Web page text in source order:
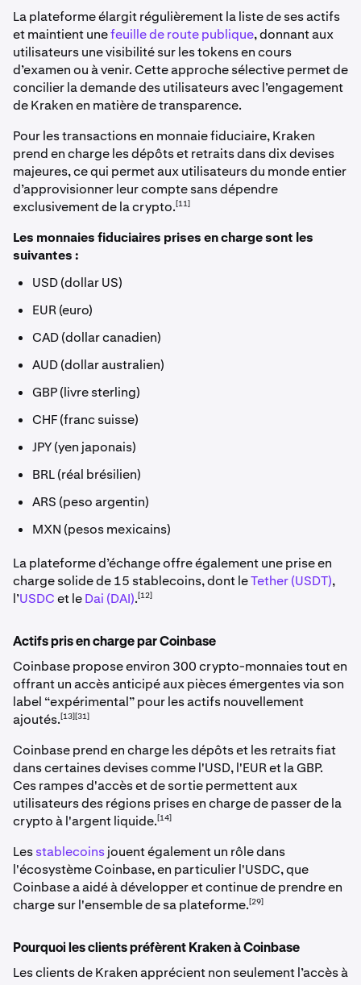
La plateforme élargit régulièrement la liste de ses actifs
et maintient unefeuille de route publique, donnant aux
utilisateurs une visibilité sur les tokens en cours
d’examen ou à venir. Cette approche sélective permet de
concilier la demande des utilisateurs avec l’engagement
de Kraken en matière de transparence.
Pour les transactions en monnaie fiduciaire, Kraken
prend en charge les dépôts et retraits dans dix devises
majeures, ce qui permet aux utilisateurs du monde entier
d’approvisionner leur compte sans dépendre
exclusivement de la crypto.[11]
Les monnaies fiduciaires prises en charge sont les
suivantes :
USD (dollar US)
EUR (euro)
CAD (dollar canadien)
AUD (dollar australien)
GBP (livre sterling)
CHF (franc suisse)
JPY (yen japonais)
BRL (réal brésilien)
ARS (peso argentin)
MXN (pesos mexicains)
La plateforme d’échange offre également une prise en
charge solide de 15 stablecoins, dont leTether (USDT),
l’USDCet leDai (DAI).[12]
Actifs pris en charge par Coinbase
Coinbase propose environ 300 crypto-monnaies tout en
offrant un accès anticipé aux pièces émergentes via son
label “expérimental” pour les actifs nouvellement
ajoutés.[13][31]
Coinbase prend en charge les dépôts et les retraits fiat
dans certaines devises comme l'USD, l'EUR et la GBP.
Ces rampes d'accès et de sortie permettent aux
utilisateurs des régions prises en charge de passer de la
crypto à l'argent liquide.[14]
Lesstablecoinsjouent également un rôle dans
l'écosystème Coinbase, en particulier l'USDC, que
Coinbase a aidé à développer et continue de prendre en
charge sur l'ensemble de sa plateforme.[29]
Pourquoi les clients préfèrent Kraken à Coinbase
Les clients de Kraken apprécient non seulement l’accès à